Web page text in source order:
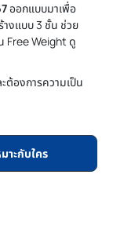
ออกแบบมาเพื่อ
างแบบ 3 ชั้น ช่วย
Free Weight ดู
ต้องการความเป็น
มาะกับใคร